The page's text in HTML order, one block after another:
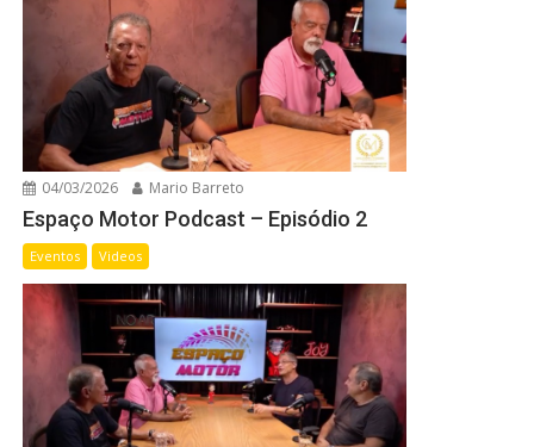
04/03/2026 Mario Barreto
Espaço Motor Podcast – Episódio 2
Eventos Videos